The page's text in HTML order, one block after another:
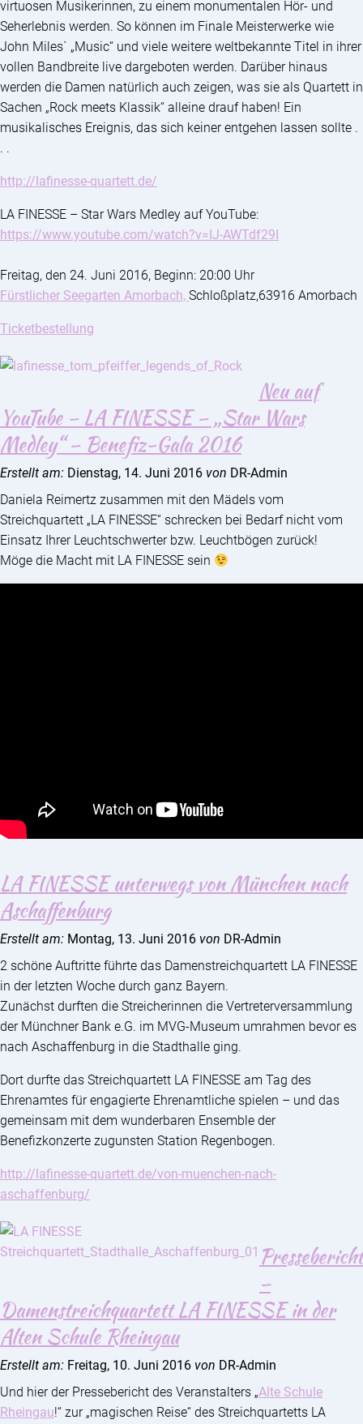
virtuosen Musikerinnen, zu einem monumentalen Hör- und
Seherlebnis werden. So können im Finale Meisterwerke wie
John Miles` „Music“ und viele weitere weltbekannte Titel in ihrer
vollen Bandbreite live dargeboten werden. Darüber hinaus
werden die Damen natürlich auch zeigen, was sie als Quartett in
Sachen „Rock meets Klassik“ alleine drauf haben! Ein
musikalisches Ereignis, das sich keiner entgehen lassen sollte .
. .
http://lafinesse-quartett.de/
LA FINESSE – Star Wars Medley auf YouTube:
https://www.youtube.com/watch?v=IJ-AWTdf29I
Freitag, den 24. Juni 2016, Beginn: 20:00 Uhr
Fürstlicher Seegarten Amorbach, Schloßplatz,63916 Amorbach
Ticketbestellung
Neu auf
YouTube – LA FINESSE – „Star Wars
Medley“ – Benefiz-Gala 2016
Erstellt am: Dienstag, 14. Juni 2016 von DR-Admin
Daniela Reimertz zusammen mit den Mädels vom
Streichquartett „LA FINESSE“ schrecken bei Bedarf nicht vom
Einsatz Ihrer Leuchtschwerter bzw. Leuchtbögen zurück!
Möge die Macht mit LA FINESSE sein
LA FINESSE unterwegs von München nach
Aschaffenburg
Erstellt am: Montag, 13. Juni 2016 von DR-Admin
2 schöne Auftritte führte das Damenstreichquartett LA FINESSE
in der letzten Woche durch ganz Bayern.
Zunächst durften die Streicherinnen die Vertreterversammlung
der Münchner Bank e.G. im MVG-Museum umrahmen bevor es
nach Aschaffenburg in die Stadthalle ging.
Dort durfte das Streichquartett LA FINESSE am Tag des
Ehrenamtes für engagierte Ehrenamtliche spielen – und das
gemeinsam mit dem wunderbaren Ensemble der
Benefizkonzerte zugunsten Station Regenbogen.
http://lafinesse-quartett.de/von-muenchen-nach-
aschaffenburg/
Pressebericht
–
Damenstreichquartett LA FINESSE in der
Alten Schule Rheingau
Erstellt am: Freitag, 10. Juni 2016 von DR-Admin
Und hier der Pressebericht des Veranstalters „Alte Schule
Rheingau!“ zur „magischen Reise“ des Streichquartetts LA